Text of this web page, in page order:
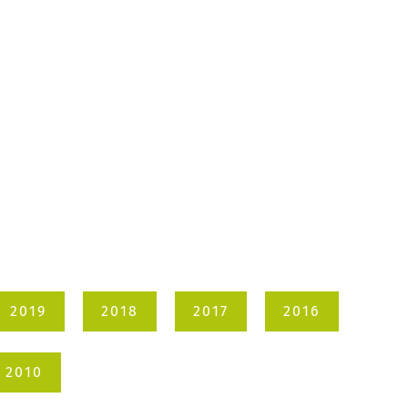
2019 2018 2017 2016
2010